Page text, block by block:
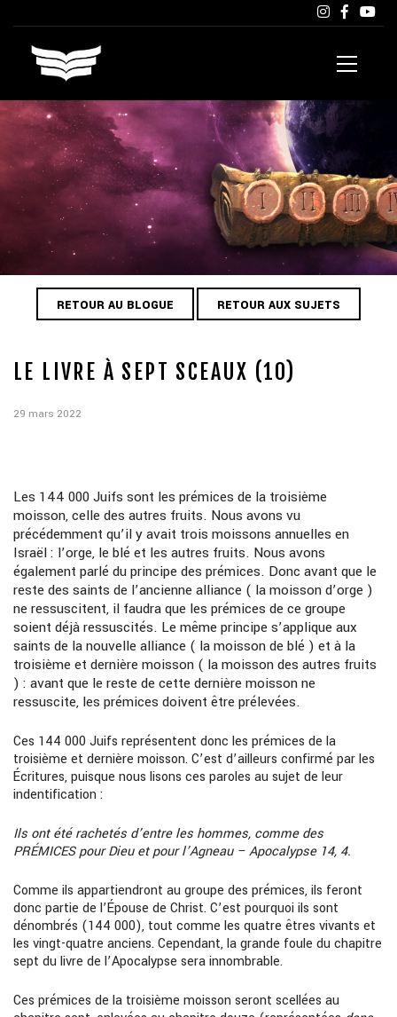
RETOUR AU BLOGUE RETOUR AUX SUJETS
LE LIVRE À SEPT SCEAUX (10)
29 mars 2022
Les 144 000 Juifs sont les prémices de la troisième
moisson, celle des autres fruits. Nous avons vu
précédemment qu’il y avait trois moissons annuelles en
Israël : l’orge, le blé et les autres fruits. Nous avons
également parlé du principe des prémices. Donc avant que le
reste des saints de l’ancienne alliance ( la moisson d’orge )
ne ressuscitent, il faudra que les prémices de ce groupe
soient déjà ressuscités. Le même principe s’applique aux
saints de la nouvelle alliance ( la moisson de blé ) et à la
troisième et dernière moisson ( la moisson des autres fruits
) : avant que le reste de cette dernière moisson ne
ressuscite, les prémices doivent être prélevées.
Ces 144 000 Juifs représentent donc les prémices de la
troisième et dernière moisson. C’est d’ailleurs confirmé par les
Écritures, puisque nous lisons ces paroles au sujet de leur
indentification :
Ils ont été rachetés d’entre les hommes, comme des
PRÉMICES pour Dieu et pour l’Agneau – Apocalypse 14, 4.
Comme ils appartiendront au groupe des prémices, ils feront
donc partie de l’Épouse de Christ. C’est pourquoi ils sont
dénombrés (144 000), tout comme les quatre êtres vivants et
les vingt-quatre anciens. Cependant, la grande foule du chapitre
sept du livre de l’Apocalypse sera innombrable.
Ces prémices de la troisième moisson seront scellées au